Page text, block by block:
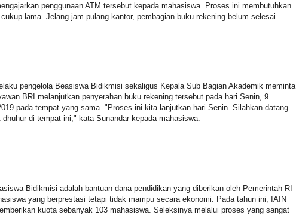
penggunaan ATM tersebut kepada mahasiswa. Proses ini membutuhkan
lama. Jelang jam pulang kantor, pembagian buku rekening belum selesai.
pengelola Beasiswa Bidikmisi sekaligus Kepala Sub Bagian Akademik meminta
BRI melanjutkan penyerahan buku rekening tersebut pada hari Senin, 9
pada tempat yang sama. "Proses ini kita lanjutkan hari Senin. Silahkan datang
dhuhur di tempat ini," kata Sunandar kepada mahasiswa.
Bidikmisi adalah bantuan dana pendidikan yang diberikan oleh Pemerintah RI
yang berprestasi tetapi tidak mampu secara ekonomi. Pada tahun ini, IAIN
kuota sebanyak 103 mahasiswa. Seleksinya melalui proses yang sangat